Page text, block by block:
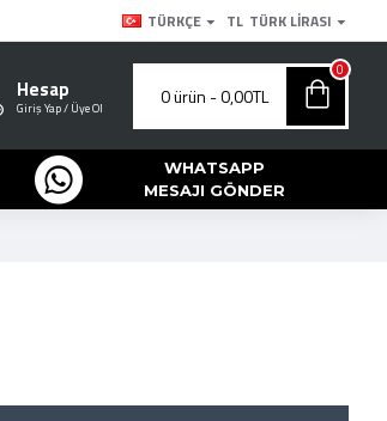
TÜRKÇE TL TÜRK LIRASI
Hesap
Giriş Yap / Üye Ol 0 ürün - 0,00TL
0
WHATSAPP
MESAJI GÖNDER